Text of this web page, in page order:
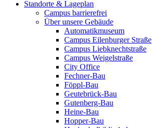
Standorte & Lageplan
Campus barrierefrei
Über unsere Gebäude
Automatikmuseum
Campus Eilenburger Straße
Campus Liebknechtstraße
Campus Weigelstraße
City Office
Fechner-Bau
Föppl-Bau
Geutebrück-Bau
Gutenberg-Bau
Heine-Bau
Hopper-Bau